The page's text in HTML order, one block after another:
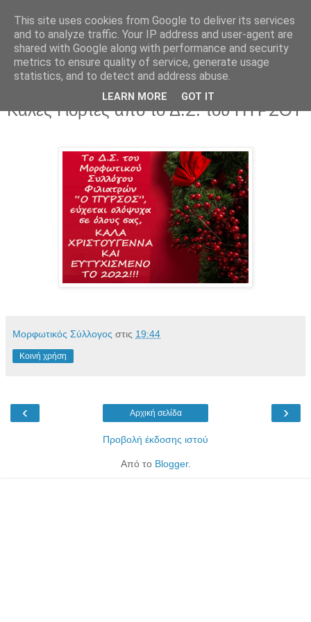
Τετάρτη 22 Δεκεμβρίου 2021
Καλές Γιορτές από το Δ.Σ. του ΠΥΡΣΟΥ
Μορφωτικός Σύλλογος στις 19:44
Κοινή χρήση
‹ ›
Αρχική σελίδα
Προβολή έκδοσης ιστού
Από το Blogger.
This site uses cookies from Google to deliver its services
and to analyze traffic. Your IP address and user-agent are
shared with Google along with performance and security
metrics to ensure quality of service, generate usage
statistics, and to detect and address abuse.
LEARN MORE GOT IT